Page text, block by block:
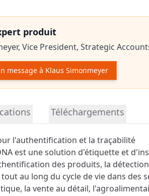
produit
Vice President, Strategic
message à Klaus Simonmeyer
produit Téléchargements
l'authentification et la traçabilité
est une solution d'étiquette et
des produits, la
au long du cycle de vie dans des
la vente au détail,